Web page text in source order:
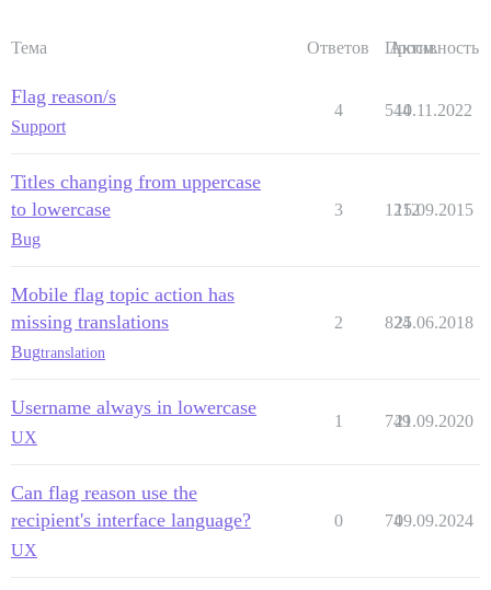
Тема Ответов Просм.
Активность
Flag reason/s
Support
4 544
10.11.2022
Titles changing from uppercase
to lowercase
Bug
3 1212
15.09.2015
Mobile flag topic action has
missing translations
Bugtranslation
2 824
25.06.2018
Username always in lowercase
UX
1 749
21.09.2020
Can flag reason use the
recipient's interface language?
UX
0 7409.09.2024